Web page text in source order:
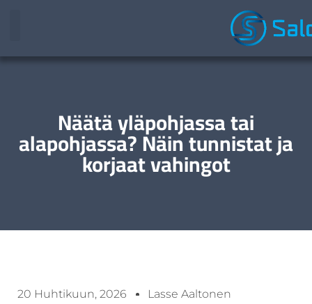
Näätä yläpohjassa tai
alapohjassa? Näin tunnistat ja
korjaat vahingot
20 Huhtikuun, 2026 Lasse Aaltonen